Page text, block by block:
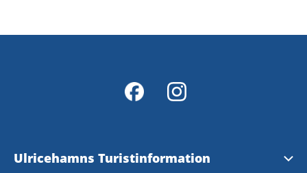
Ulricehamns Turistinformation